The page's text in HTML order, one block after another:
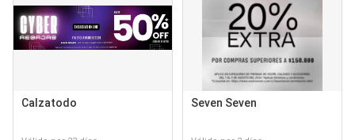
Calzatodo Seven Seven